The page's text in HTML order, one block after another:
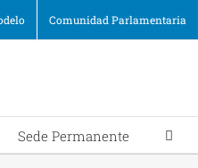
Comunidad Parlamentaria
Sede Permanente